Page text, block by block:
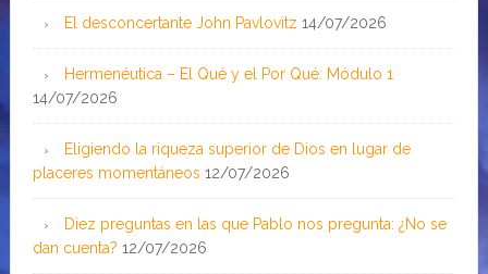
El desconcertante John Pavlovitz 14/07/2026
Hermenéutica – El Qué y el Por Qué: Módulo 1
14/07/2026
Eligiendo la riqueza superior de Dios en lugar de
placeres momentáneos 12/07/2026
Diez preguntas en las que Pablo nos pregunta: ¿No se
dan cuenta? 12/07/2026